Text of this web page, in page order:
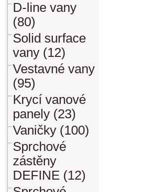
D-line vany
(80)
Solid surface
vany (12)
Vestavné vany
(95)
Krycí vanové
panely (23)
Vaničky (100)
Sprchové
zástěny
DEFINE (12)